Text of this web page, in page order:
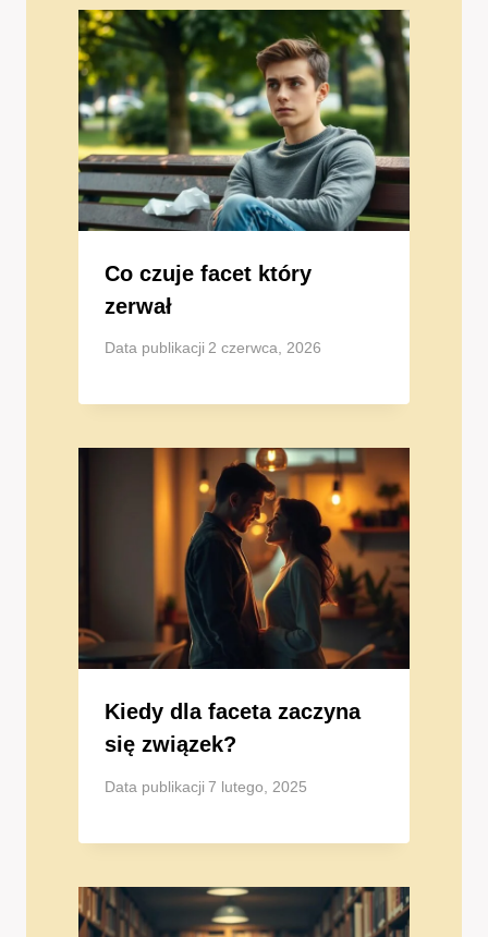
Co czuje facet który
zerwał
Data publikacji 2 czerwca, 2026
Kiedy dla faceta zaczyna
się związek?
Data publikacji 7 lutego, 2025